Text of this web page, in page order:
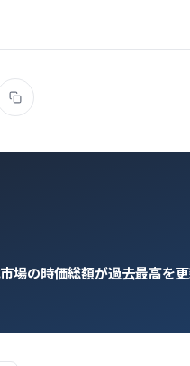
場の時価総額が過去最高を